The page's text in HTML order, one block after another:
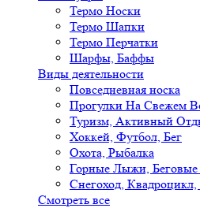
Термо Носки
Термо Шапки
Термо Перчатки
Шарфы, Баффы
Виды деятельности
Повседневная носка
Прогулки На Свежем
Туризм, Активный
Хоккей, Футбол, Бег
Охота, Рыбалка
Горные Лыжи,
Снегоход,
Смотреть все